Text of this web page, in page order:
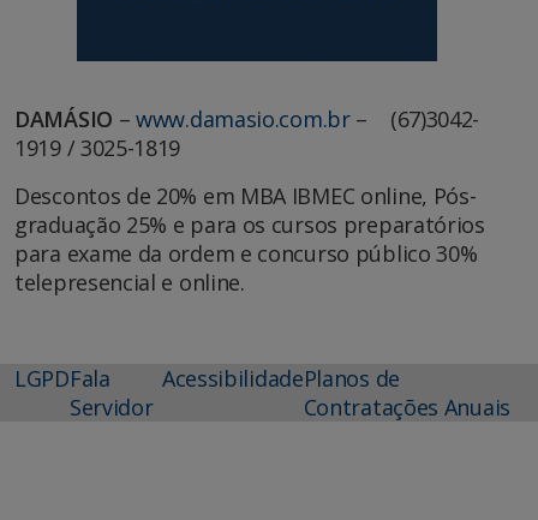
DAMÁSIO –www.damasio.com.br– (67)3042-
1919 / 3025-1819
Descontos de 20% em MBA IBMEC online, Pós-
graduação 25% e para os cursos preparatórios
para exame da ordem e concurso público 30%
telepresencial e online.
LGPDFala
Servidor
AcessibilidadePlanos de
Contratações Anuais